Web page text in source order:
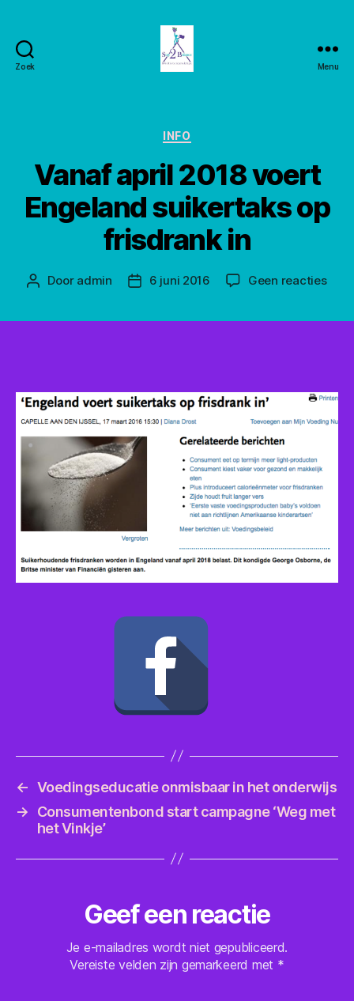
Zoek Menu
Categorieën
INFO
Vanaf april 2018 voert
Engeland suikertaks op
frisdrank in
Berichtauteur
Door admin Berichtdatum
6 juni 2016 Geen reactiesop
op
← Voedingseducatie onmisbaar in het onderwijs
→
Consumentenbond start campagne ‘Weg met
het Vinkje’
Geef een reactie
Je e-mailadres wordt niet gepubliceerd.
Vereiste velden zijn gemarkeerd met *